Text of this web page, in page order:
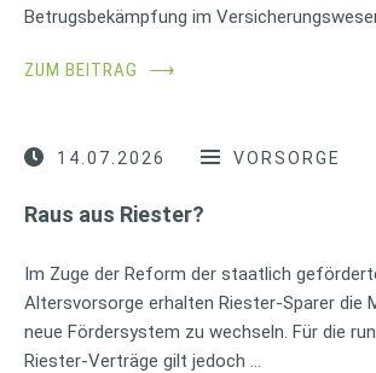
Betrugsbekämpfung im
ZUM BEITRAG ⟶
14.07.2026 VORSORGE
Raus aus Riester?
Im Zuge der Reform der staatlich
Altersvorsorge erhalten Riester-Sparer die
neue Fördersystem zu wechseln. Für die
Riester-Verträge gilt jedoch …